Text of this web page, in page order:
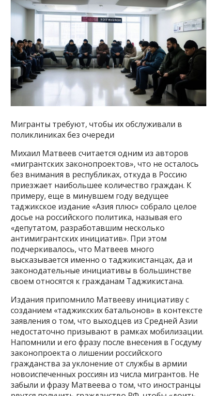
Мигранты требуют, чтобы их обслуживали в
поликлиниках без очереди
Михаил Матвеев считается одним из авторов
«мигрантских законопроектов», что не осталось
без внимания в республиках, откуда в Россию
приезжает наибольшее количество граждан. К
примеру, еще в минувшем году ведущее
таджикское издание «Азия плюс» собрало целое
досье на российского политика, называя его
«депутатом, разработавшим несколько
антимигрантских инициатив». При этом
подчеркивалось, что Матвеев много
высказывается именно о таджикистанцах, да и
законодательные инициативы в большинстве
своем относятся к гражданам Таджикистана.
Издания припомнило Матвееву инициативу с
созданием «таджикских батальонов» в контексте
заявления о том, что выходцев из Средней Азии
недостаточно призывают в рамках мобилизации.
Напомнили и его фразу после внесения в Госдуму
законопроекта о лишении российского
гражданства за уклонение от службы в армии
новоиспеченных россиян из числа мигрантов. Не
забыли и фразу Матвеева о том, что иностранцы